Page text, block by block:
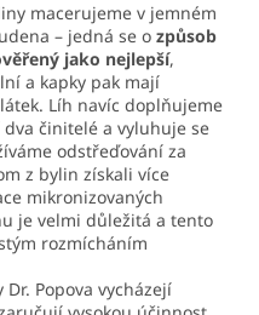
macerujeme v jemném
– jedná se o způsob
jako nejlepší,
a kapky pak mají
Líh navíc doplňujeme
činitelé a vyluhuje se
odstřeďování za
z bylin získali více
mikronizovaných
je velmi důležitá a tento
rozmícháním
Popova vycházejí